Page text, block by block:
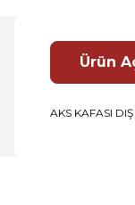
Ürün
AKS KAFASI